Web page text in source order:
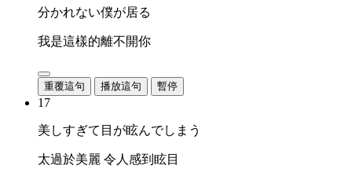
分かれない僕が居る
我是這樣的離不開你
重覆這句 播放這句 暫停
17
美しすぎて目が眩んでしまう
太過於美麗 令人感到眩目